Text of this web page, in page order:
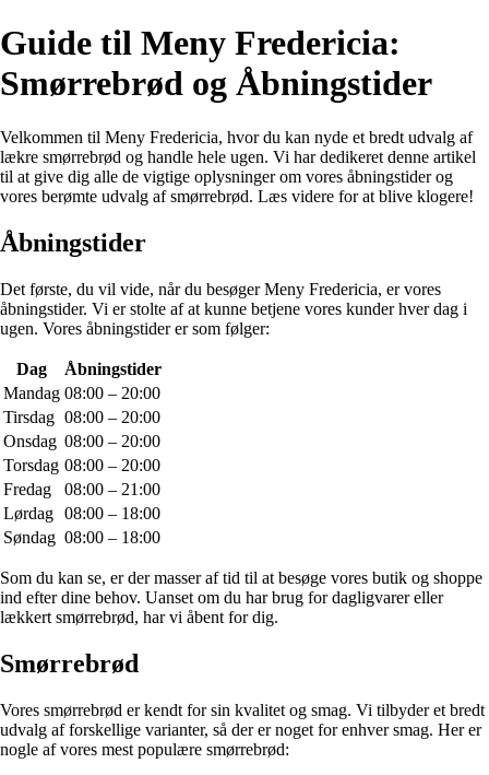
Guide til Meny Fredericia:
Smørrebrød og Åbningstider
Velkommen til Meny Fredericia, hvor du kan nyde et bredt udvalg af
lækre smørrebrød og handle hele ugen. Vi har dedikeret denne artikel
til at give dig alle de vigtige oplysninger om vores åbningstider og
vores berømte udvalg af smørrebrød. Læs videre for at blive klogere!
Åbningstider
Det første, du vil vide, når du besøger Meny Fredericia, er vores
åbningstider. Vi er stolte af at kunne betjene vores kunder hver dag i
ugen. Vores åbningstider er som følger:
Dag
Åbningstider
Mandag 08:00 – 20:00
Tirsdag 08:00 – 20:00
Onsdag 08:00 – 20:00
Torsdag 08:00 – 20:00
Fredag
08:00 – 21:00
Lørdag 08:00 – 18:00
Søndag 08:00 – 18:00
Som du kan se, er der masser af tid til at besøge vores butik og shoppe
ind efter dine behov. Uanset om du har brug for dagligvarer eller
lækkert smørrebrød, har vi åbent for dig.
Smørrebrød
Vores smørrebrød er kendt for sin kvalitet og smag. Vi tilbyder et bredt
udvalg af forskellige varianter, så der er noget for enhver smag. Her er
nogle af vores mest populære smørrebrød: